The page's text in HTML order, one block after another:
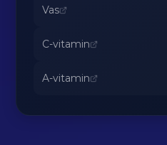
Vas
C-vitamin
A-vitamin